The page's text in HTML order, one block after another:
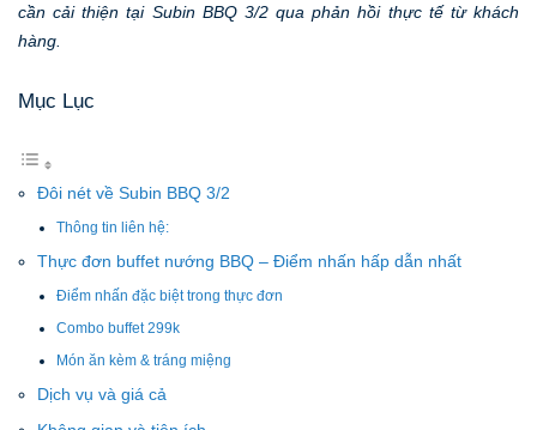
cần cải thiện tại Subin BBQ 3/2 qua phản hồi thực tế từ khách
hàng.
Mục Lục
Đôi nét về Subin BBQ 3/2
Thông tin liên hệ:
Thực đơn buffet nướng BBQ – Điểm nhấn hấp dẫn nhất
Điểm nhấn đặc biệt trong thực đơn
Combo buffet 299k
Món ăn kèm & tráng miệng
Dịch vụ và giá cả